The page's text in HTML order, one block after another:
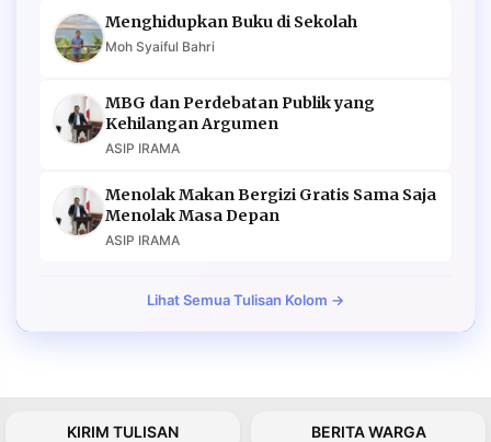
Menghidupkan Buku di Sekolah
Moh Syaiful Bahri
MBG dan Perdebatan Publik yang
Kehilangan Argumen
ASIP IRAMA
Menolak Makan Bergizi Gratis Sama Saja
Menolak Masa Depan
ASIP IRAMA
Lihat Semua Tulisan Kolom →
KIRIM TULISAN BERITA WARGA